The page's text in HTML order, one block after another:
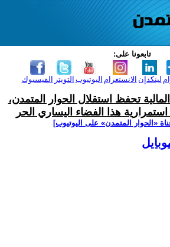
تابعونا على:
الفيسبوك التويتر اليوتيوب الانستغرام لينكدإن
تحفظ استقلال الحوار المتمدن،
هذا الفضاء اليساري الحر
‫«الحوار المتمدن» على اليوتيوب]